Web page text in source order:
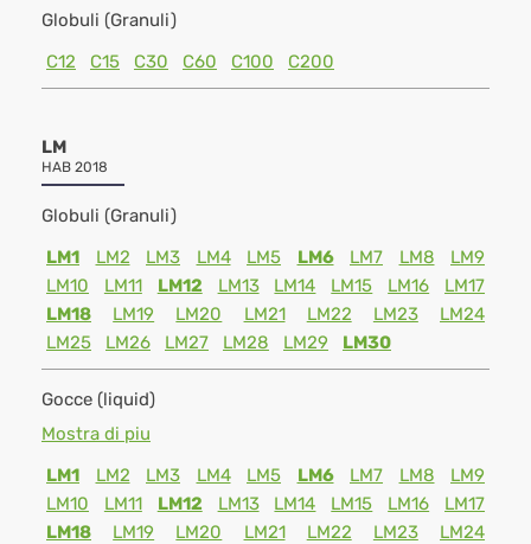
Globuli (Granuli)
C12
C15 C30 C60 C100 C200
LM
HAB 2018
Globuli (Granuli)
LM1
LM2 LM3 LM4 LM5 LM6 LM7 LM8
LM9
LM10
LM11 LM12 LM13 LM14 LM15 LM16
LM17
LM18
LM19 LM20 LM21 LM22 LM23
LM24
LM25
LM26 LM27 LM28 LM29 LM30
Gocce (liquid)
Mostra di piu
LM1
LM2 LM3 LM4 LM5 LM6 LM7 LM8
LM9
LM10
LM11 LM12 LM13 LM14 LM15 LM16
LM17
LM18
LM19 LM20 LM21 LM22 LM23
LM24